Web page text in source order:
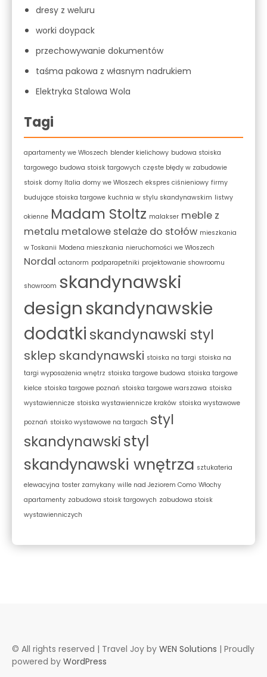
dresy z weluru
worki doypack
przechowywanie dokumentów
taśma pakowa z własnym nadrukiem
Elektryka Stalowa Wola
Tagi
apartamenty we Włoszech blender kielichowy budowa stoiska
targowego budowa stoisk targowych częste błędy w zabudowie
stoisk domy Italia domy we Włoszech ekspres ciśnieniowy firmy
budujące stoiska targowe kuchnia w stylu skandynawskim listwy
okienne Madam Stoltz malakser meble z
metalu metalowe stelaże do stołów mieszkania
w Toskanii Modena mieszkania nieruchomości we Włoszech
Nordal octanorm podparapetniki projektowanie showroomu
showroom skandynawski
designskandynawskie
dodatki skandynawski styl
sklep skandynawski stoiska na targi stoiska na
targi wyposażenia wnętrz stoiska targowe budowa stoiska targowe
kielce stoiska targowe poznań stoiska targowe warszawa stoiska
wystawiennicze stoiska wystawiennicze kraków stoiska wystawowe
poznań stoisko wystawowe na targach styl
skandynawskistyl
skandynawski wnętrza sztukateria
elewacyjna toster zamykany wille nad Jeziorem Como Włochy
apartamenty zabudowa stoisk targowych zabudowa stoisk
wystawienniczych
© All rights reserved | Travel Joy by WEN Solutions | Proudly
powered by WordPress